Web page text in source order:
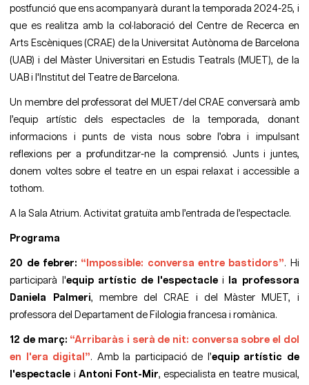
postfunció que ens acompanyarà durant la temporada 2024-25, i
que es realitza amb la col·laboració del Centre de Recerca en
Arts Escèniques (CRAE) de la Universitat Autònoma de Barcelona
(UAB) i del Màster Universitari en Estudis Teatrals (MUET), de la
UAB i l'Institut del Teatre de Barcelona.
Un membre del professorat del MUET/del CRAE conversarà amb
l’equip artístic dels espectacles de la temporada, donant
informacions i punts de vista nous sobre l’obra i impulsant
reflexions per a profunditzar-ne la comprensió. Junts i juntes,
donem voltes sobre el teatre en un espai relaxat i accessible a
tothom.
A la Sala Atrium. Activitat gratuïta amb l’entrada de l’espectacle.
Programa
20 de febrer: “Impossible: conversa entre bastidors”. Hi
participarà l'equip artístic de l'espectaclei la professora
Daniela Palmeri, membre del CRAE i del Màster MUET, i
professora del Departament de Filologia francesa i romànica.
12 de març: “Arribaràs i serà de nit: conversa sobre el dol
en l'era digital”. Amb la participació de l’equip artístic de
l'espectacle i Antoni Font-Mir, especialista en teatre musical,